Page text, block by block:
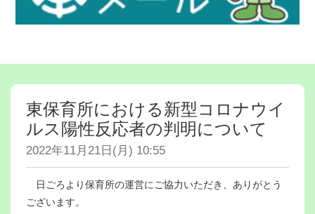
東保育所における新型コロナウイ
ルス陽性反応者の判明について
2022年11月21日(月) 10:55
日ごろより保育所の運営にご協力いただき、ありがとう
ございます。